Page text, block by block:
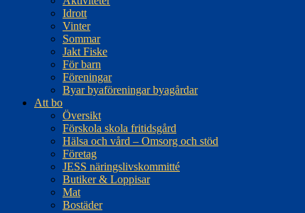
Idrott
Vinter
Sommar
Jakt Fiske
För barn
Föreningar
Byar byaföreningar byagårdar
Att bo
Översikt
Förskola skola fritidsgård
Hälsa och vård – Omsorg och stöd
Företag
JESS näringslivskommitté
Butiker & Loppisar
Mat
Bostäder